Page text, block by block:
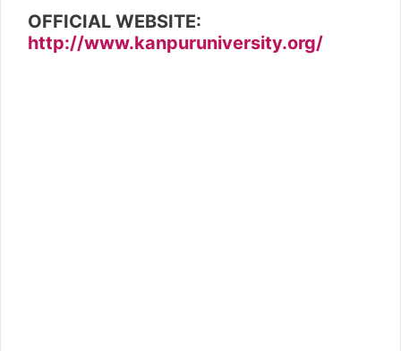
OFFICIAL WEBSITE:
http://www.kanpuruniversity.org/